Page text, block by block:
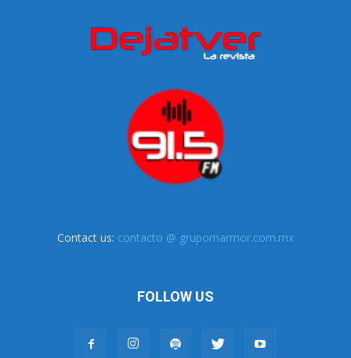
Contact us: contacto @ grupomarmor.com.mx
FOLLOW US